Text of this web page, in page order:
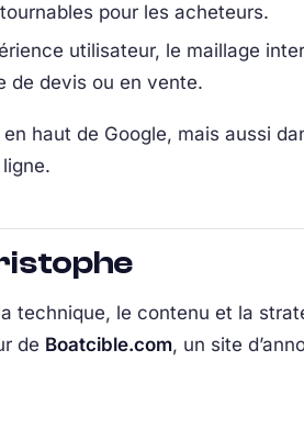
pour les acheteurs.
utilisateur, le maillage
de devis ou en vente.
haut de Google, mais aussi
technique, le contenu et la
de Boatcible.com, un site